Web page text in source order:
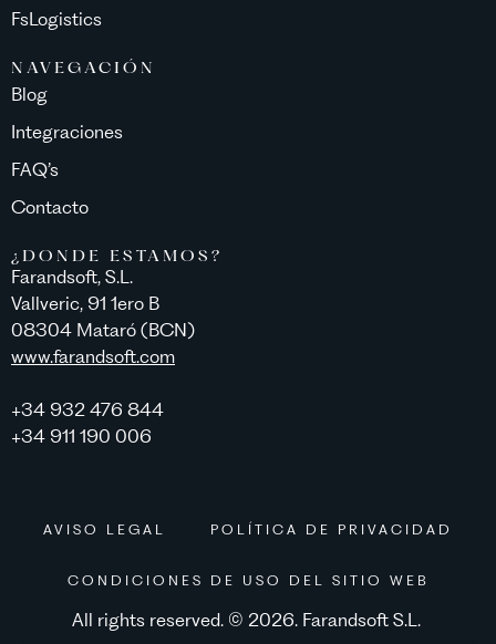
FsLogistics
NAVEGACIÓN
Blog
Integraciones
FAQ’s
Contacto
¿DONDE ESTAMOS?
Farandsoft, S.L.
Vallveric, 91 1ero B
08304 Mataró (BCN)
www.farandsoft.com
+34 932 476 844
+34 911 190 006
AVISO LEGAL POLÍTICA DE PRIVACIDAD
CONDICIONES DE USO DEL SITIO WEB
All rights reserved. © 2026. Farandsoft S.L.